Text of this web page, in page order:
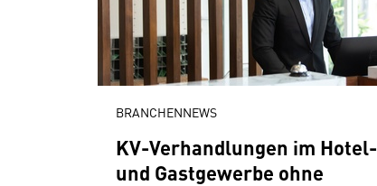
BRANCHENNEWS
KV-Verhandlungen im Hotel-
und Gastgewerbe ohne